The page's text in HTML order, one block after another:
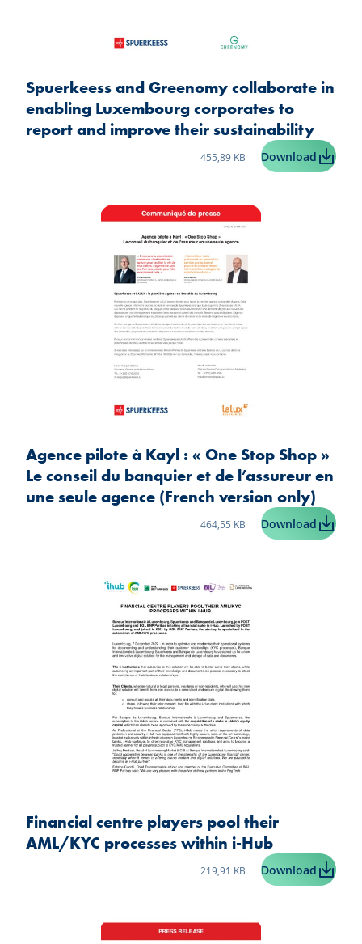
Spuerkeess and Greenomy collaborate in
enabling Luxembourg corporates to
report and improve their sustainability
Taille du fichier:
455,89 KB Download
Agence pilote à Kayl : « One Stop Shop »
Le conseil du banquier et de l’assureur en
une seule agence (French version only)
Taille du fichier:
464,55 KB Download
Financial centre players pool their
AML/KYC processes within i-Hub
Taille du fichier:
219,91 KB Download